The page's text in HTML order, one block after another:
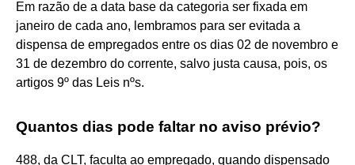
Em razão de a data base da categoria ser fixada em
janeiro de cada ano, lembramos para ser evitada a
dispensa de empregados entre os dias 02 de novembro e
31 de dezembro do corrente, salvo justa causa, pois, os
artigos 9º das Leis nºs.
Quantos dias pode faltar no aviso prévio?
488, da CLT, faculta ao empregado, quando dispensado